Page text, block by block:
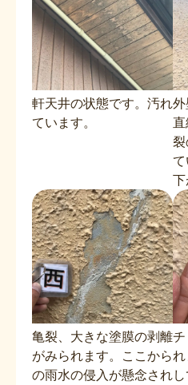
軒天井の状態です。汚れ
ています。
下
亀裂、大きな塗膜の剥離
がみられます。ここから
の雨水の侵入が懸念され